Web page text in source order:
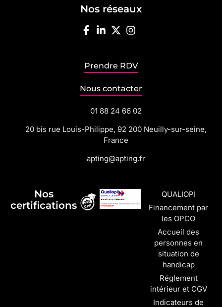
Nos réseaux
Prendre RDV
Nous contacter
01 88 24 66 02
20 bis rue Louis-Philippe, 92 200 Neuilly-sur-seine,
France
apting@apting.fr
Nos
certifications
QUALIOPI
Financement par
les OPCO
Accueil des
personnes en
situation de
handicap
Réglement
intérieur et CGV
Indicateurs de